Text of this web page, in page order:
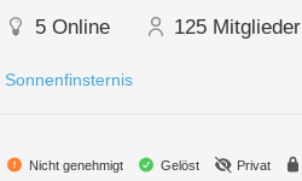
5 Online 125 Mitglieder
Sonnenfinsternis
Nicht genehmigt Gelöst Privat